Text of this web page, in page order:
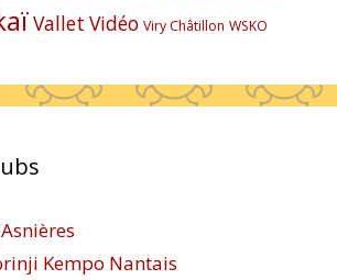
Vallet Vidéo Viry Châtillon WSKO
Kempo Nantais